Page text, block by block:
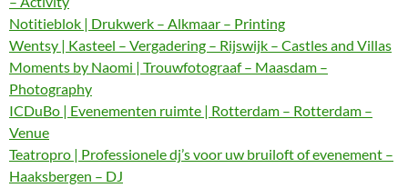
Notitieblok | Drukwerk – Alkmaar – Printing
Wentsy | Kasteel – Vergadering – Rijswijk – Castles and Villas
Moments by Naomi | Trouwfotograaf – Maasdam –
Photography
ICDuBo | Evenementen ruimte | Rotterdam – Rotterdam –
Venue
Teatropro | Professionele dj’s voor uw bruiloft of evenement –
Haaksbergen – DJ